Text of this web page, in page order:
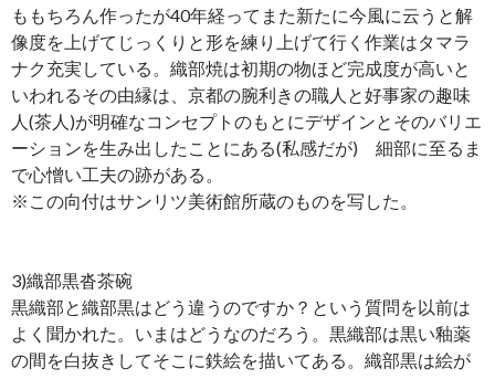
ももちろん作ったが40年経ってまた新たに今風に云うと解
像度を上げてじっくりと形を練り上げて行く作業はタマラ
ナク充実している。織部焼は初期の物ほど完成度が高いと
いわれるその由縁は、京都の腕利きの職人と好事家の趣味
人(茶人)が明確なコンセプトのもとにデザインとそのバリエ
ーションを生み出したことにある(私感だが) 細部に至るま
で心憎い工夫の跡がある。
※この向付はサンリツ美術館所蔵のものを写した。
3)織部黒沓茶碗
黒織部と織部黒はどう違うのですか？という質問を以前は
よく聞かれた。いまはどうなのだろう。黒織部は黒い釉薬
の間を白抜きしてそこに鉄絵を描いてある。織部黒は絵が